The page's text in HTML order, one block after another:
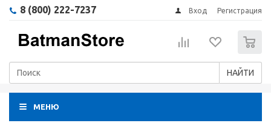
8 (800) 222-7237 Вход Регистрация
НАЙТИ
МЕНЮ